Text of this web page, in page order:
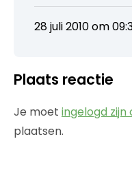
28 juli 2010 om
Plaats reactie
Je moet ingelogd zijn
plaatsen.